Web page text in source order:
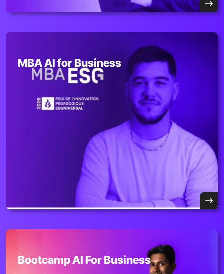
MBA AI for Business
Bootcamp AI For Business